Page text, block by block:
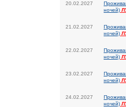
20.02.2027
ночей)
21.02.2027
ночей)
22.02.2027
ночей)
23.02.2027
ночей)
24.02.2027
ночей)